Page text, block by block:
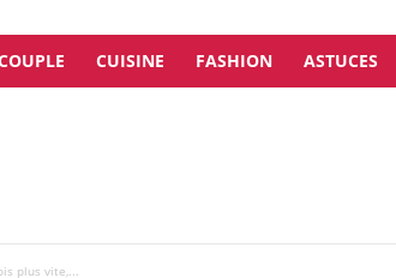
CUISINE FASHION ASTUCES
plus vite,...